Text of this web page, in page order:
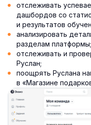
отслеживать
дашбордов со
и результатов
анализировать
разделам платформы;
отслеживать и
Руслан;
поощрять Руслана
в «Магазине